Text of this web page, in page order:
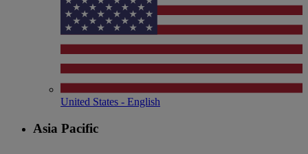
United States - English
Asia Pacific